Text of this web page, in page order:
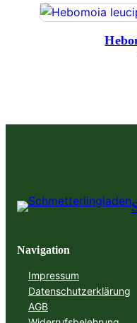
Navigation
Impressum
Datenschutzerklärung
AGB